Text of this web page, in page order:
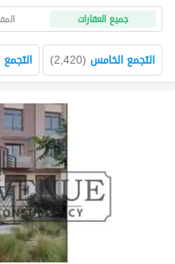
جميع العقارات
التجمع الخامس (
2,420
)